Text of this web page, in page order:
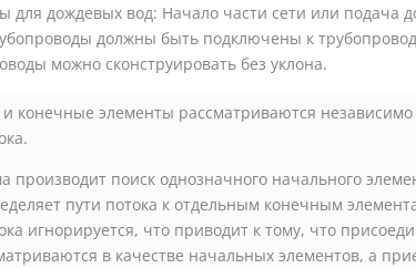
для дождевых вод: Начало части сети или подача
должны быть подключены к
можно сконструировать без уклона.
конечные элементы рассматриваются
производит поиск однозначного начального
пути потока к отдельным конечным
игнорируется, что приводит к тому, что
в качестве начальных элементов, а